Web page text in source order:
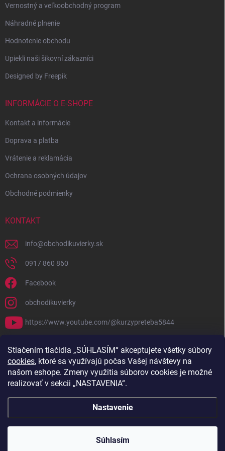
Stlačením tlačidla „SÚHLASÍM“ akceptujete všetky súbory
cookies, ktoré sa využívajú počas Vašej návštevy na
našom eshope. Zmeny využitia súborov cookies je možné
realizovať v sekcii „NASTAVENIA“.
Nastavenie
Súhlasím
Vernostný a veľkoobchodný program
Náhradné plnenie
Hodnotenie obchodu
Upiekli naši šikovní zákazníci
Designed by Freepik
INFORMÁCIE O E-SHOPE
Kontakt a informácie
Doprava a platba
Vrátenie a reklamácia
Ochrana osobných údajov
Obchodné podmienky
KONTAKT
info@obchodikuvierky.sk
0917 860 860
Facebook
obchodikuvierky
https://www.youtube.com/@kurzypreteba5844
PRIJÍMAME ONLINE PLATBY
Vytvoril Shoptet
Copyright 2026Obchodík u Vierky. Všetky práva vyhradené.